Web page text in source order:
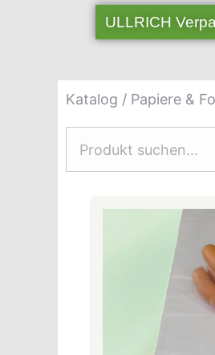
ULLRICH
Katalog / Papiere &